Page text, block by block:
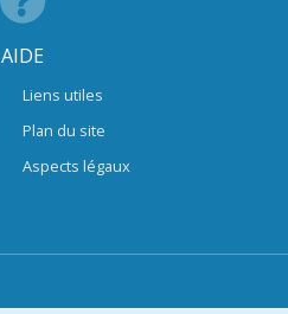
AIDE
Liens utiles
Plan du site
Aspects légaux